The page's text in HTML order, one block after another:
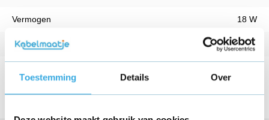
Toestemming Details Over
Vermogen 18 W
Kabellengte 1.5 Meter
Bekijk alle specificaties